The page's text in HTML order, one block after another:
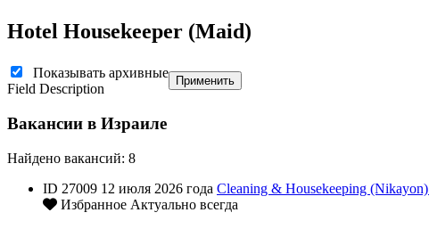
Hotel Housekeeper (Maid)
Показывать архивные
Field Description
Применить
Вакансии в Израиле
Найдено вакансий: 8
ID 27009 12 июля 2026 года Cleaning & Housekeeping (Nikayon)
Избранное Актуально всегда